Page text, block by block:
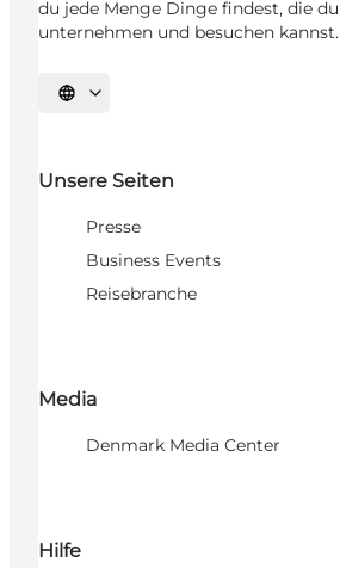
du jede Menge Dinge findest, die du
unternehmen und besuchen kannst.
Sprache auswählen
Unsere Seiten
Presse
Business Events
Reisebranche
Media
Denmark Media Center
Hilfe